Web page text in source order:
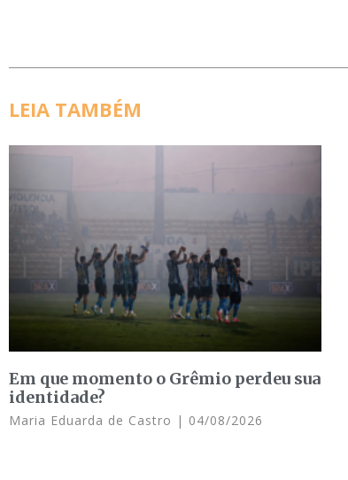
LEIA TAMBÉM
Em que momento o Grêmio perdeu sua
identidade?
Maria Eduarda de Castro 04/08/2026